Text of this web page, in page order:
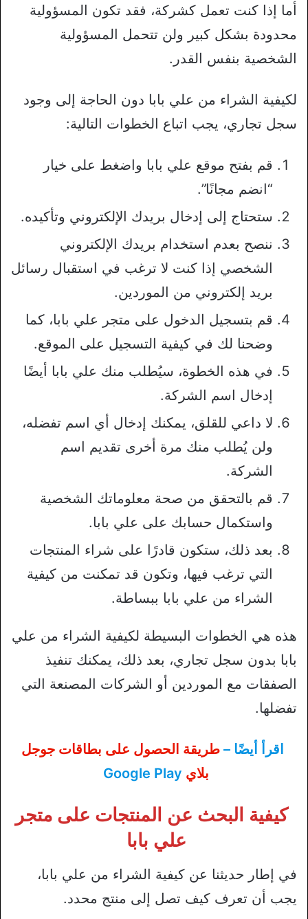
أما إذا كنت تعمل كشركة، فقد تكون المسؤولية
محدودة بشكل كبير ولن تتحمل المسؤولية
الشخصية بنفس القدر.
لكيفية الشراء من علي بابا دون الحاجة إلى وجود
سجل تجاري، يجب اتباع الخطوات التالية:
قم بفتح موقع علي بابا واضغط على خيار
“انضم مجانًا”.
ستحتاج إلى إدخال بريدك الإلكتروني وتأكيده.
ننصح بعدم استخدام بريدك الإلكتروني
الشخصي إذا كنت لا ترغب في استقبال رسائل
بريد إلكتروني من الموردين.
قم بتسجيل الدخول على متجر علي بابا، كما
وضحنا لك في كيفية التسجيل على الموقع.
في هذه الخطوة، سيُطلب منك علي بابا أيضًا
إدخال اسم الشركة.
لا داعي للقلق، يمكنك إدخال أي اسم تفضله،
ولن يُطلب منك مرة أخرى تقديم اسم
الشركة.
قم بالتحقق من صحة معلوماتك الشخصية
واستكمال حسابك على علي بابا.
بعد ذلك، ستكون قادرًا على شراء المنتجات
التي ترغب فيها، وتكون قد تمكنت من كيفية
الشراء من علي بابا ببساطة.
هذه هي الخطوات البسيطة لكيفية الشراء من علي
بابا بدون سجل تجاري، بعد ذلك، يمكنك تنفيذ
الصفقات مع الموردين أو الشركات المصنعة التي
تفضلها.
اقرأ أيضًا –طريقة الحصول على بطاقات جوجل
بلاي
كيفية البحث عن المنتجات على متجر
علي بابا
في إطار حديثنا عن كيفية الشراء من علي بابا،
يجب أن تعرف كيف تصل إلى منتج محدد.